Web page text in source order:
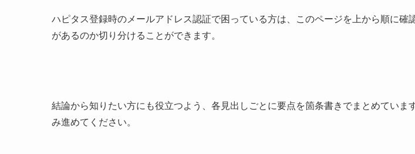
ハピタス登録時のメールアドレス認証で困っている方は、このページを上から順に確
があるのか切り分けることができます。
結論から知りたい方にも役立つよう、各見出しごとに要点を箇条書きでまとめていま
み進めてください。